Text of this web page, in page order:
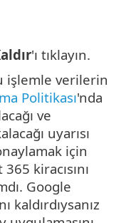
'ı tıklayın.
işlemle verilerin
Politikası'nda
ve
uyarısı
için
kiracısını
Google
kaldırdıysanız